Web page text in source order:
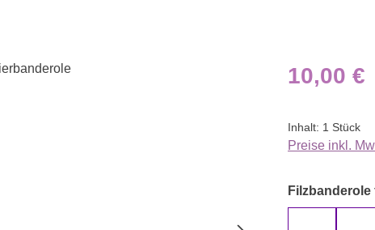
Regulärer Preis:
10,00 €
Inhalt: 1 Stück
Preise inkl.